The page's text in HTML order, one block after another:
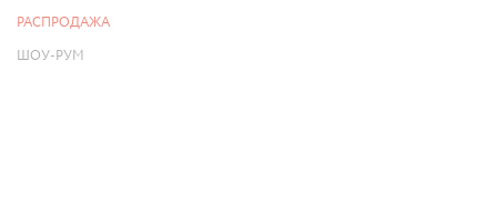
РАСПРОДАЖА
ШОУ-РУМ